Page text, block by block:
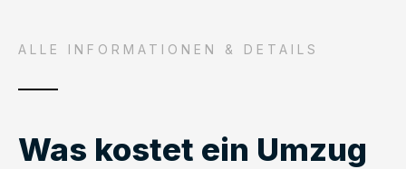
ALLE INFORMATIONEN & DETAILS
Was kostet ein Umzug